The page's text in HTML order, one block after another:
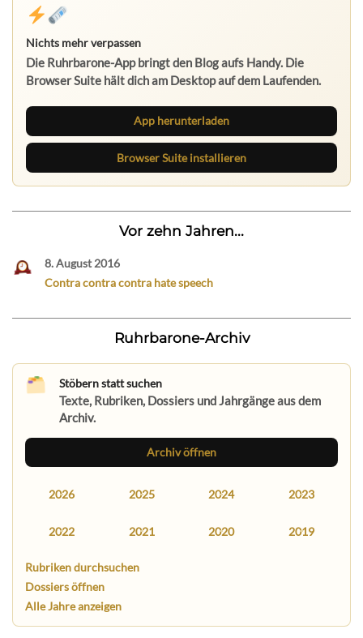
Nichts mehr verpassen
Die Ruhrbarone-App bringt den Blog aufs Handy. Die
Browser Suite hält dich am Desktop auf dem Laufenden.
App herunterladen
Browser Suite installieren
Vor zehn Jahren...
8. August 2016
Contra contra contra hate speech
Ruhrbarone-Archiv
Stöbern statt suchen
Texte, Rubriken, Dossiers und Jahrgänge aus dem
Archiv.
Archiv öffnen
2026 2025 2024 2023
2022 2021 2020 2019
Rubriken durchsuchen
Dossiers öffnen
Alle Jahre anzeigen